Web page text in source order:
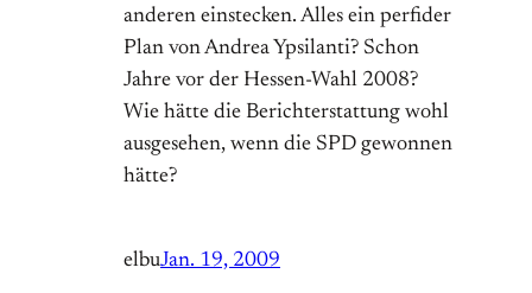
anderen einstecken. Alles ein perfider
Plan von Andrea Ypsilanti? Schon
Jahre vor der Hessen-Wahl 2008?
Wie hätte die Berichterstattung wohl
ausgesehen, wenn die SPD gewonnen
hätte?
elbuJan. 19, 2009